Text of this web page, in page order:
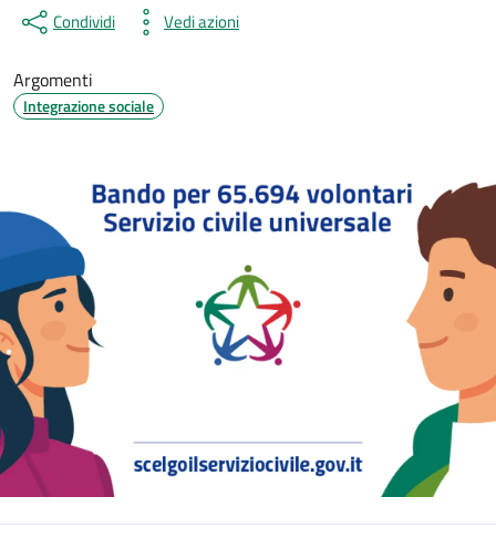
Condividi Vedi azioni
Argomenti
Integrazione sociale